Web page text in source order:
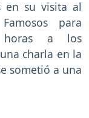
en su visita al
para
horas a los
charla en la
sometió a una